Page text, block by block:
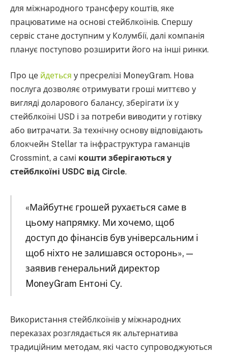
для міжнародного трансферу коштів, яке
працюватиме на основі стейблкоїнів. Спершу
сервіс стане доступним у Колумбії, далі компанія
планує поступово розширити його на інші ринки.
Про це йдеться у пресрелізі MoneyGram. Нова
послуга дозволяє отримувати гроші миттєво у
вигляді доларового балансу, зберігати їх у
стейблкоїні USD і за потреби виводити у готівку
або витрачати. За технічну основу відповідають
блокчейн Stellar та інфраструктура гаманців
Crossmint, а самі кошти зберігаються у
стейблкоїні USDC від Circle.
«Майбутнє грошей рухається саме в
цьому напрямку. Ми хочемо, щоб
доступ до фінансів був універсальним і
щоб ніхто не залишався осторонь», —
заявив генеральний директор
MoneyGram Ентоні Су.
Використання стейблкоїнів у міжнародних
переказах розглядається як альтернатива
традиційним методам, які часто супроводжуються